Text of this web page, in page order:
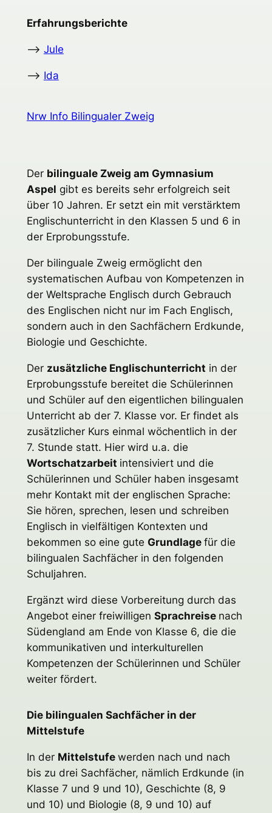
Erfahrungsberichte
–> Jule
–> Ida
Nrw Info Bilingualer Zweig
Der bilinguale Zweig am Gymnasium
Aspel gibt es bereits sehr erfolgreich seit
über 10 Jahren. Er setzt ein mit verstärktem
Englischunterricht in den Klassen 5 und 6 in
der Erprobungsstufe.
Der bilinguale Zweig ermöglicht den
systematischen Aufbau von Kompetenzen in
der Weltsprache Englisch durch Gebrauch
des Englischen nicht nur im Fach Englisch,
sondern auch in den Sachfächern Erdkunde,
Biologie und Geschichte.
Der zusätzliche Englischunterricht in der
Erprobungsstufe bereitet die Schülerinnen
und Schüler auf den eigentlichen bilingualen
Unterricht ab der 7. Klasse vor. Er findet als
zusätzlicher Kurs einmal wöchentlich in der
7. Stunde statt. Hier wird u.a. die
Wortschatzarbeit intensiviert und die
Schülerinnen und Schüler haben insgesamt
mehr Kontakt mit der englischen Sprache:
Sie hören, sprechen, lesen und schreiben
Englisch in vielfältigen Kontexten und
bekommen so eine gute Grundlage für die
bilingualen Sachfächer in den folgenden
Schuljahren.
Ergänzt wird diese Vorbereitung durch das
Angebot einer freiwilligen Sprachreise nach
Südengland am Ende von Klasse 6, die die
kommunikativen und interkulturellen
Kompetenzen der Schülerinnen und Schüler
weiter fördert.
Die bilingualen Sachfächer in der
Mittelstufe
In der Mittelstufe werden nach und nach
bis zu drei Sachfächer, nämlich Erdkunde (in
Klasse 7 und 9 und 10), Geschichte (8, 9
und 10) und Biologie (8, 9 und 10) auf